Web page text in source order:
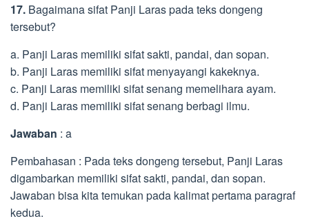
17. Bagaimana sifat Panji Laras pada teks dongeng
tersebut?
a. Panji Laras memiliki sifat sakti, pandai, dan sopan.
b. Panji Laras memiliki sifat menyayangi kakeknya.
c. Panji Laras memiliki sifat senang memelihara ayam.
d. Panji Laras memiliki sifat senang berbagi ilmu.
Jawaban : a
Pembahasan : Pada teks dongeng tersebut, Panji Laras
digambarkan memiliki sifat sakti, pandai, dan sopan.
Jawaban bisa kita temukan pada kalimat pertama paragraf
kedua.